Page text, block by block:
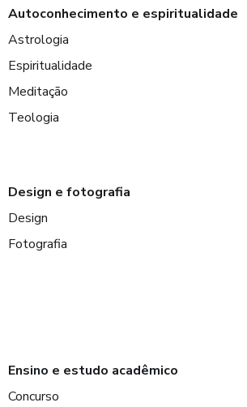
Autoconhecimento e espiritualidade
Astrologia
Espiritualidade
Meditação
Teologia
Design e fotografia
Design
Fotografia
Ensino e estudo acadêmico
Concurso